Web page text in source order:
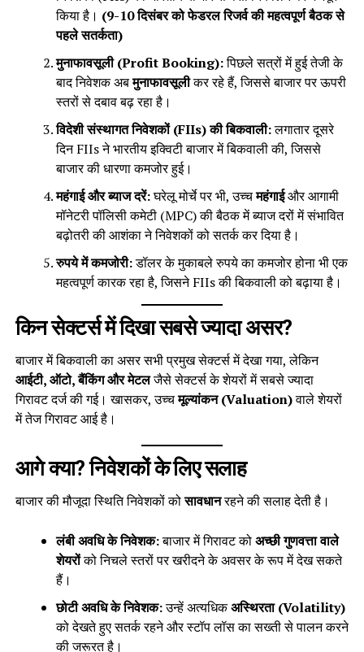
किया है। (9-10 दिसंबर को फेडरल रिजर्व की महत्वपूर्ण बैठक से
पहले सतर्कता)
मुनाफावसूली (Profit Booking):पिछले सत्रों में हुई तेजी के
बाद निवेशक अबमुनाफावसूलीकर रहे हैं, जिससे बाजार पर ऊपरी
स्तरों से दबाव बढ़ रहा है।
विदेशी संस्थागत निवेशकों (FIIs) की बिकवाली:लगातार दूसरे
दिन FIIs ने भारतीय इक्विटी बाजार में बिकवाली की, जिससे
बाजार की धारणा कमजोर हुई।
महंगाई और ब्याज दरें:घरेलू मोर्चे पर भी, उच्चमहंगाईऔर आगामी
मॉनेटरी पॉलिसी कमेटी (MPC) की बैठक में ब्याज दरों में संभावित
बढ़ोतरी की आशंका ने निवेशकों को सतर्क कर दिया है।
रुपये में कमजोरी:डॉलर के मुकाबले रुपये का कमजोर होना भी एक
महत्वपूर्ण कारक रहा है, जिसने FIIs की बिकवाली को बढ़ाया है।
किन सेक्टर्स में दिखा सबसे ज्यादा असर?
बाजार में बिकवाली का असर सभी प्रमुख सेक्टर्स में देखा गया, लेकिन
आईटी, ऑटो, बैंकिंग और मेटलजैसे सेक्टर्स के शेयरों में सबसे ज्यादा
गिरावट दर्ज की गई। खासकर, उच्चमूल्यांकन (Valuation)वाले शेयरों
में तेज गिरावट आई है।
आगे क्या? निवेशकों के लिए सलाह
बाजार की मौजूदा स्थिति निवेशकों कोसावधानरहने की सलाह देती है।
लंबी अवधि के निवेशक:बाजार में गिरावट कोअच्छी गुणवत्ता वाले
शेयरोंको निचले स्तरों पर खरीदने के अवसर के रूप में देख सकते
हैं।
छोटी अवधि के निवेशक:उन्हें अत्यधिकअस्थिरता (Volatility)
को देखते हुए सतर्क रहने और स्टॉप लॉस का सख्ती से पालन करने
की जरूरत है।